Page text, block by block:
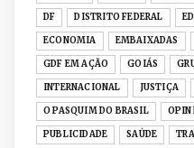
Senac-DF leva
Acervo histórico de
DF DISTRITO FEDERAL
ECONOMIA EMBAIXADAS
GDF EM AÇÃO GOIÁS
INTERNACIONAL JUSTIÇA
O PASQUIM DO BRASIL
PUBLICIDADE SAÚDE